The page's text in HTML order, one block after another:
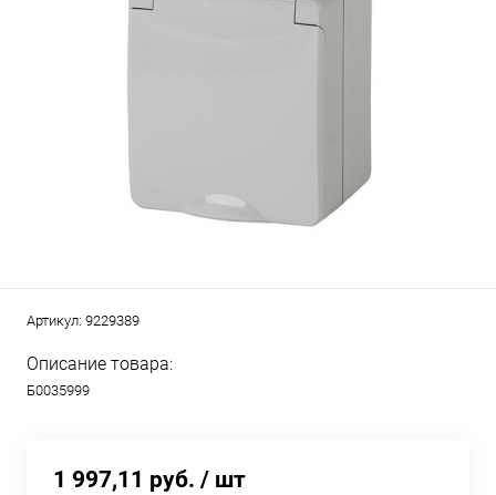
Артикул: 9229389
Описание товара:
Б0035999
1 997,11 руб. / шт